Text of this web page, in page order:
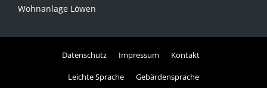
Wohnanlage Löwen
Datenschutz Impressum Kontakt
Leichte Sprache Gebärdensprache